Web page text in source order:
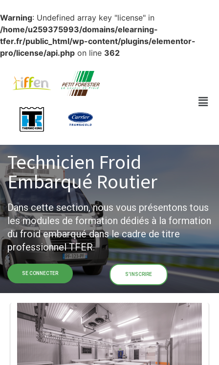
Warning: Undefined array key "license" in
/home/u259375993/domains/elearning-
tfer.fr/public_html/wp-content/plugins/elementor-
pro/license/api.php on line 362
Technicien Froid
Embarqué Routier
Dans cette section, nous vous présentons tous
les modules de formation dédiés à la formation
du froid embarqué dans le cadre de titre
professionnel TFER.
SE CONNECTER S'INSCRIRE